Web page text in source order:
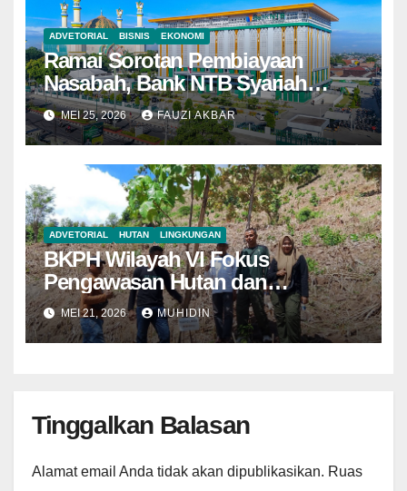
ADVETORIAL BISNIS EKONOMI
Ramai Sorotan Pembiayaan
Nasabah, Bank NTB Syariah
Tegaskan Semua Sesuai
Prosedur
MEI 25, 2026 FAUZI AKBAR
ADVETORIAL HUTAN LINGKUNGAN
BKPH Wilayah VI Fokus
Pengawasan Hutan dan
Pemantauan Demplot di KH Riwo
MEI 21, 2026 MUHIDIN
Tinggalkan Balasan
Alamat email Anda tidak akan dipublikasikan. Ruas